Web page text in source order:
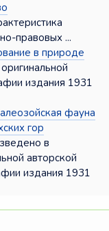
правовых ...
в природе
издания 1931
фауна
гор
в
авторской
издания 1931